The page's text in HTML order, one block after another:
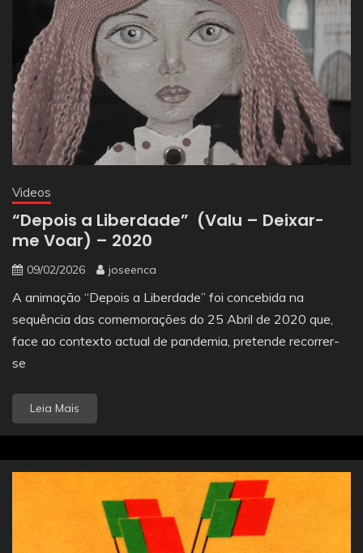
Videos
“Depois a Liberdade” (Valu – Deixar-
me Voar) – 2020
09/02/2026 joseenca
A animação “Depois a Liberdade” foi concebida na
sequência das comemorações do 25 Abril de 2020 que,
face ao contexto actual de pandemia, pretende recorrer-
se
Leia Mais